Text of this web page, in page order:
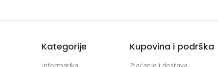
Kategorije Kupovina i podrška